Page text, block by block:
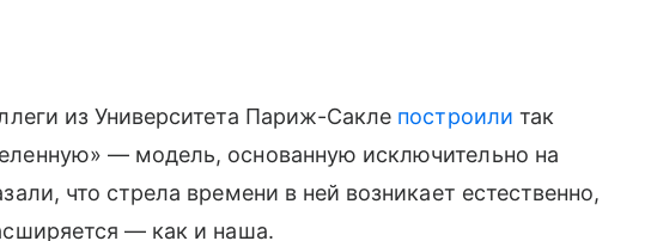
из Университета Париж-Сакле построили так
— модель, основанную исключительно на
что стрела времени в ней возникает естественно,
— как и наша.